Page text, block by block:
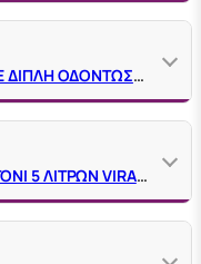
ΚΛΕΙΔΙ ΑΛΥΣΙΔΑΣ GRIPPING ΜΕ ΔΙΠΛΗ ΟΔΟΝΤΩΣΗ ΚΑΙ ΑΦΑΙΡΟΥΜΕΝΕΣ ΣΙΑΓΟΝΕΣ VIRAX
ΛΑΔΙ ΚΟΠΗΣ ΟΡΥΚΤΟ ΣΕ ΜΠΙΤΟΝΙ 5 ΛΙΤΡΩΝ VΙRΑΧ 110105